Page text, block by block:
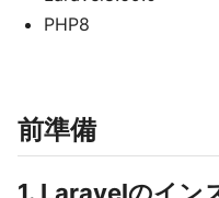
PHP8
前準備